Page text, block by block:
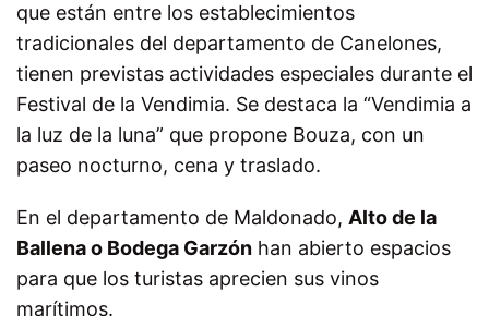
que están entre los establecimientos
tradicionales del departamento de Canelones,
tienen previstas actividades especiales durante el
Festival de la Vendimia. Se destaca la “Vendimia a
la luz de la luna” que propone Bouza, con un
paseo nocturno, cena y traslado.
En el departamento de Maldonado, Alto de la
Ballena o Bodega Garzón han abierto espacios
para que los turistas aprecien sus vinos
marítimos.